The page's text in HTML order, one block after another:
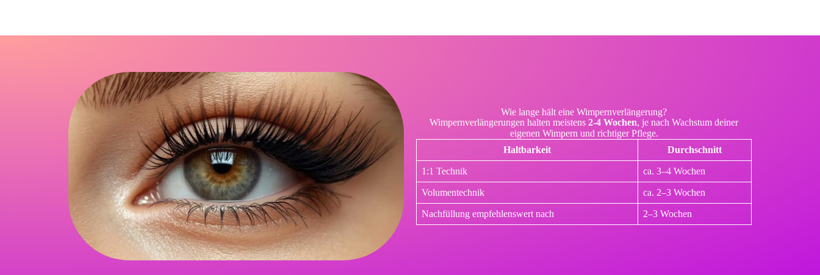
Wie lange hält eine Wimpernverlängerung?
Wimpernverlängerungen halten meistens 2-4 Wochen, je nach Wachstum deiner
eigenen Wimpern und richtiger Pflege.
Haltbarkeit
Durchschnitt
1:1 Technik ca. 3–4 Wochen
Volumentechnik ca. 2–3 Wochen
Nachfüllung empfehlenswert nach 2–3 Wochen